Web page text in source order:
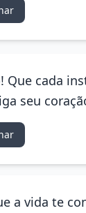
Que cada
seu
a vida te